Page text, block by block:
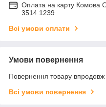
Оплата на карту Комова
3514 1239
Всі умови оплати
Умови повернення
Повернення товару впродовж
Всі умови повернення